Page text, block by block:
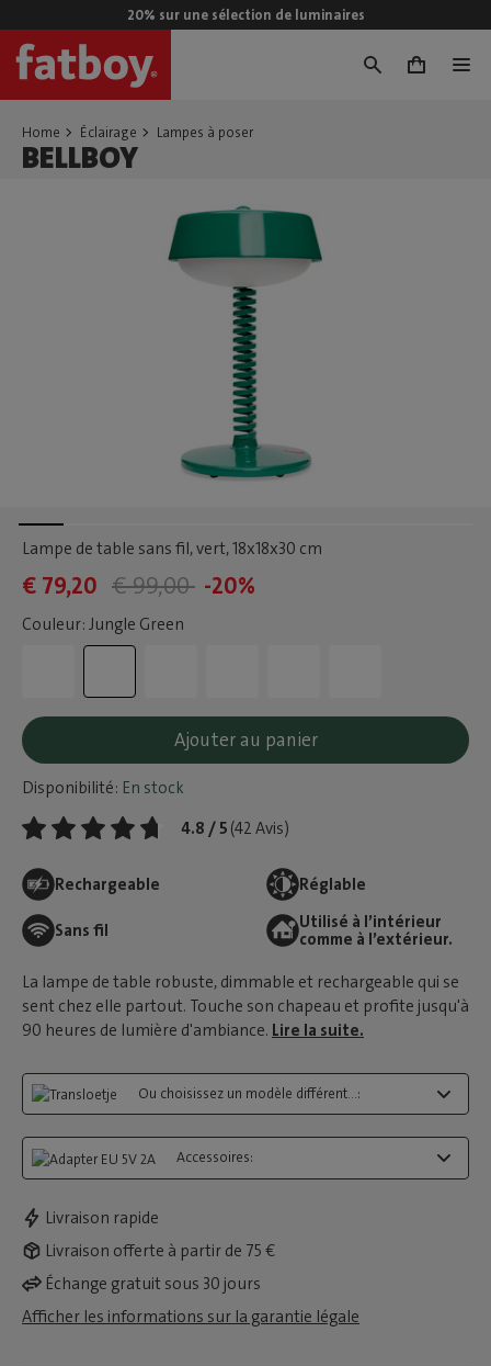
20% sur une sélection de luminaires
0
Home Éclairage Lampes à poser
BELLBOY
Lampe de table sans fil, vert, 18x18x30 cm
€ 79,20 € 99,00 -20%
Couleur: Jungle Green
Ajouter au panier
Disponibilité: En stock
4.8 / 5 (42 Avis)
Rechargeable Réglable
Sans fil
Utilisé à l’intérieur
comme à l’extérieur.
La lampe de table robuste, dimmable et rechargeable qui se
sent chez elle partout. Touche son chapeau et profite jusqu'à
90 heures de lumière d'ambiance. Lire la suite.
Ou choisissez un modèle différent...:
Accessoires:
Livraison rapide
Livraison offerte à partir de 75 €
Échange gratuit sous 30 jours
Afficher les informations sur la garantie légale